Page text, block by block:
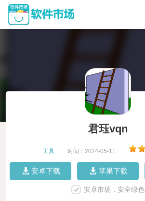
君珏vqn
工具 时间：2024-05-11
安卓下载 苹果下载
安卓市场，安全绿色